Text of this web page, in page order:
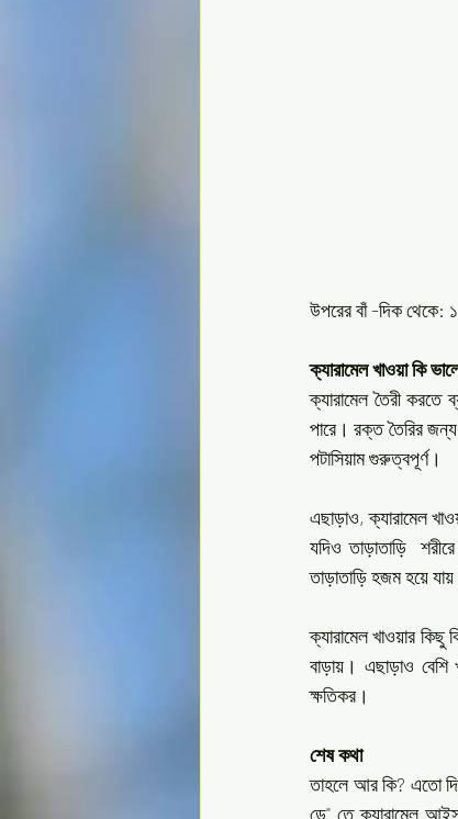
উপরের বাঁ -দিক থেকে:
ক্যারামেল খাওয়া কি
ক্যারামেল তৈরী করতে
পারে। রক্ত তৈরির
পটাসিয়াম গুরুত্বপূর্ণ।
এছাড়াও, ক্যারামেল
যদিও তাড়াতাড়ি
তাড়াতাড়ি হজম হয়ে
ক্যারামেল খাওয়ার কিছু
বাড়ায়। এছাড়াও বেশি
ক্ষতিকর।
শেষ কথা
তাহলে আর কি? এতো
ডে" তে ক্যারামেল